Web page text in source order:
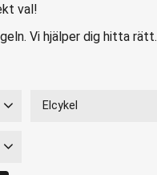
val!
Vi hjälper dig hitta rätt.
Elcykel